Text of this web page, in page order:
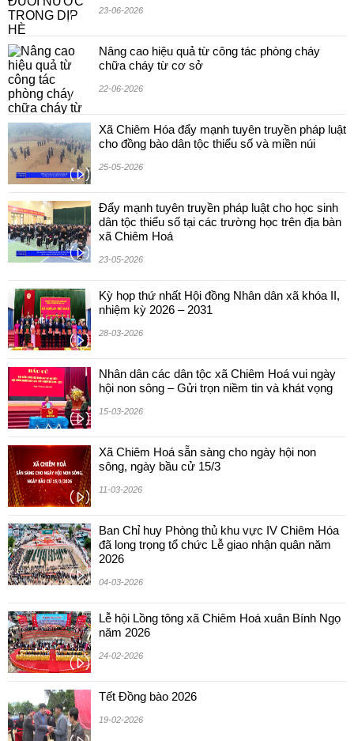
23-06-2026
Nâng cao hiệu quả từ công tác phòng cháy
chữa cháy từ cơ sở
22-06-2026
Xã Chiêm Hóa đẩy mạnh tuyên truyền pháp luật
cho đồng bào dân tộc thiểu số và miền núi
25-05-2026
Đẩy mạnh tuyên truyền pháp luật cho học sinh
dân tộc thiểu số tại các trường học trên địa bàn
xã Chiêm Hoá
23-05-2026
Kỳ họp thứ nhất Hội đồng Nhân dân xã khóa II,
nhiệm kỳ 2026 – 2031
28-03-2026
Nhân dân các dân tộc xã Chiêm Hoá vui ngày
hội non sông – Gửi trọn niềm tin và khát vọng
15-03-2026
Xã Chiêm Hoá sẵn sàng cho ngày hội non
sông, ngày bầu cử 15/3
11-03-2026
Ban Chỉ huy Phòng thủ khu vực IV Chiêm Hóa
đã long trọng tổ chức Lễ giao nhận quân năm
2026
04-03-2026
Lễ hội Lồng tông xã Chiêm Hoá xuân Bính Ngọ
năm 2026
24-02-2026
Tết Đồng bào 2026
19-02-2026